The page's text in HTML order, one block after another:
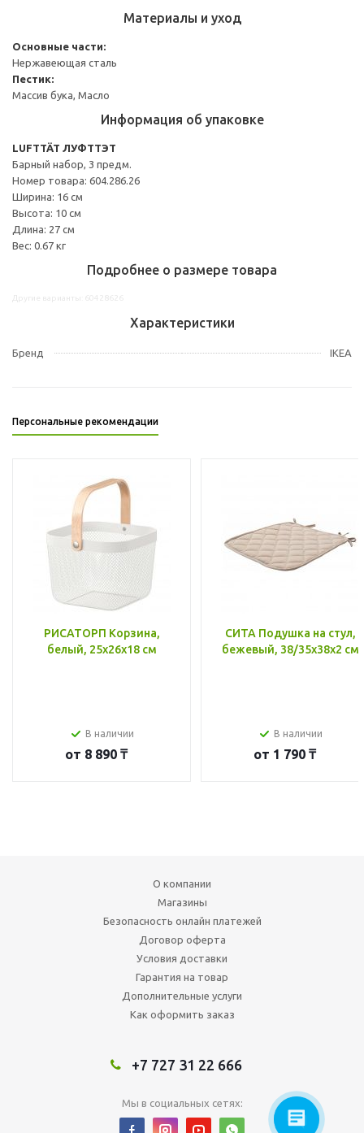
Материалы и уход
Основные части:
Нержавеющая сталь
Пестик:
Массив бука, Масло
Информация об упаковке
LUFTTÄT ЛУФТТЭТ
Барный набор, 3 предм.
Номер товара: 604.286.26
Ширина: 16 см
Высота: 10 см
Длина: 27 см
Вес: 0.67 кг
Подробнее о размере товара
Характеристики
Бренд IKEA
Персональные рекомендации
РИСАТОРП Корзина,
белый, 25x26x18 см
В наличии
от 8 890 ₸
СИТА Подушка на стул,
бежевый, 38/35x38x2 см
В наличии
от 1 790 ₸
О компании
Магазины
Безопасность онлайн платежей
Договор оферта
Условия доставки
Гарантия на товар
Дополнительные услуги
Как оформить заказ
+7 727 31 22 666
Мы в социальных сетях: